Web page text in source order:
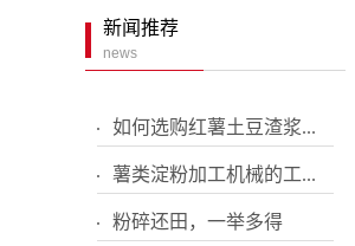
新闻推荐
news
如何选购红薯土豆渣浆...
薯类淀粉加工机械的工...
粉碎还田，一举多得